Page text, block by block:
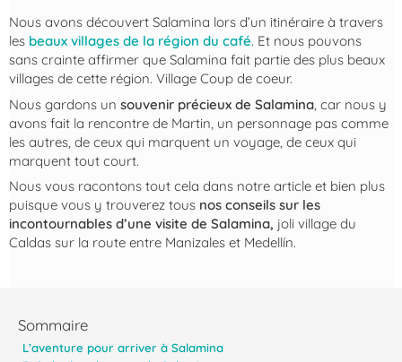
Nous avons découvert Salamina lors d’un itinéraire à travers
les beaux villages de la région du café. Et nous pouvons
sans crainte affirmer que Salamina fait partie des plus beaux
villages de cette région. Village Coup de coeur.
Nous gardons un souvenir précieux de Salamina , car nous y
avons fait la rencontre de Martin, un personnage pas comme
les autres, de ceux qui marquent un voyage, de ceux qui
marquent tout court.
Nous vous racontons tout cela dans notre article et bien plus
puisque vous y trouverez tous nos conseils sur les
incontournables d’une visite de Salamina, joli village du
Caldas sur la route entre Manizales et Medellín.
Sommaire
L’aventure pour arriver à Salamina